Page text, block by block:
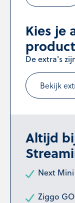
Kies je
De extra's
Bekijk
Altijd
Next Mini
Ziggo GO